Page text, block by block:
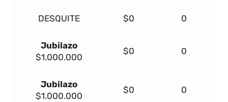
DESQUITE $0 0
Jubilazo
$1.000.000
$0 0
Jubilazo
$1.000.000
$0 0